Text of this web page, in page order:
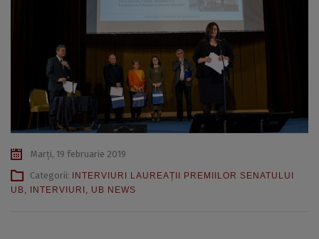
Marți, 19 februarie 2019
Categorii: INTERVIURI LAUREAȚII PREMIILOR SENATULUI
UB
INTERVIURI UB NEWS